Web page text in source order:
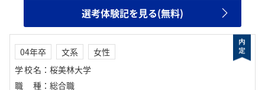
選考体験記を見る(無料)
04年卒 文系
女性
学校名 ： 桜美林大学
職種 ： 総合職